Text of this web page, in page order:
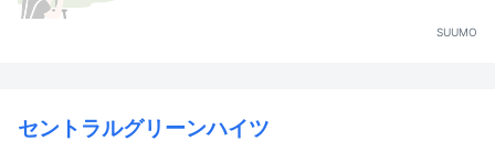
SUUMO
セントラルグリーンハイツ